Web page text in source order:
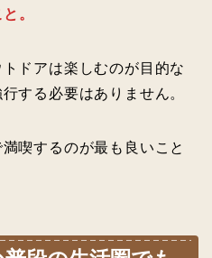
。
ドアは楽しむのが目的な
する必要はありません。
喫するのが最も良いこと